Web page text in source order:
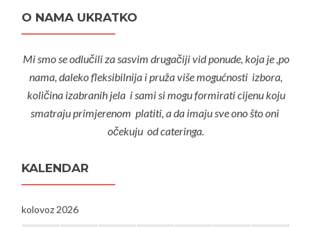
O NAMA UKRATKO
Mi smo se odlučili za sasvim drugačiji vid ponude, koja je ,po
nama, daleko fleksibilnija i pruža više mogućnosti izbora,
količina izabranih jela i sami si mogu formirati cijenu koju
smatraju primjerenom platiti, a da imaju sve ono što oni
očekuju od cateringa.
KALENDAR
kolovoz 2026